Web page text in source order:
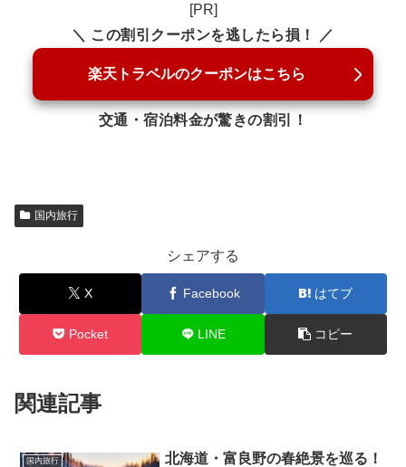
[PR]
＼ この割引クーポンを逃したら損！ ／
楽天トラベルのクーポンはこちら
交通・宿泊料金が驚きの割引！
国内旅行
シェアする
X Facebook はてブ
Pocket LINE コピー
関連記事
国内旅行
北海道・富良野の春絶景を巡る！